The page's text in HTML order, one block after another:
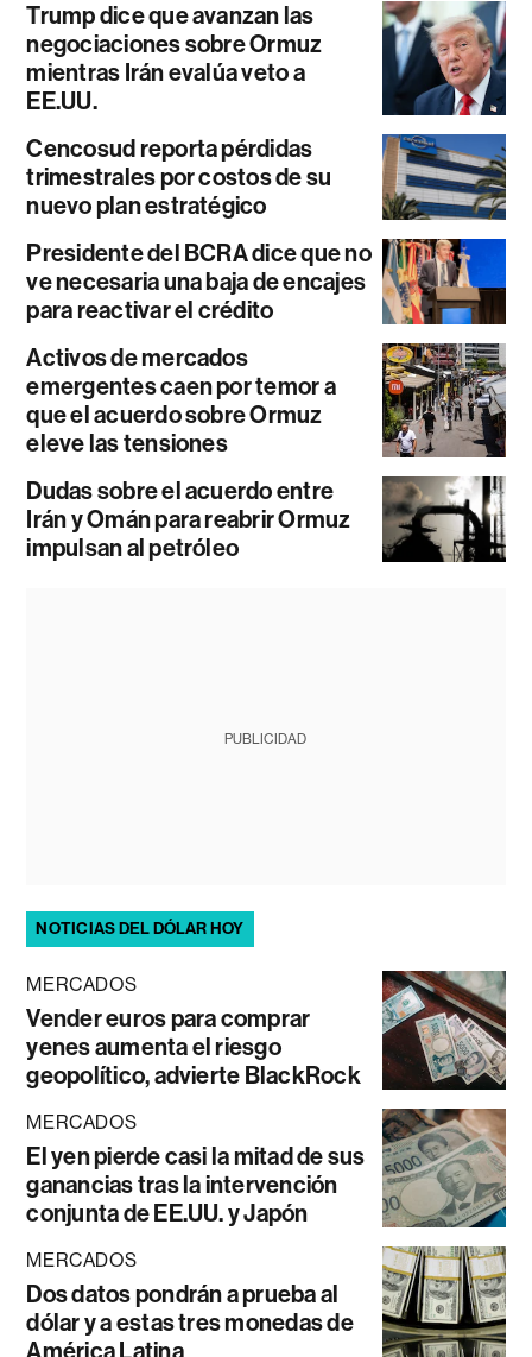
Trump dice que avanzan las
negociaciones sobre Ormuz
mientras Irán evalúa veto a
EE.UU.
Cencosud reporta pérdidas
trimestrales por costos de su
nuevo plan estratégico
Presidente del BCRA dice que no
ve necesaria una baja de encajes
para reactivar el crédito
Activos de mercados
emergentes caen por temor a
que el acuerdo sobre Ormuz
eleve las tensiones
Dudas sobre el acuerdo entre
Irán y Omán para reabrir Ormuz
impulsan al petróleo
PUBLICIDAD
NOTICIAS DEL DÓLAR HOY
MERCADOS
Vender euros para comprar
yenes aumenta el riesgo
geopolítico, advierte BlackRock
MERCADOS
El yen pierde casi la mitad de sus
ganancias tras la intervención
conjunta de EE.UU. y Japón
MERCADOS
Dos datos pondrán a prueba al
dólar y a estas tres monedas de